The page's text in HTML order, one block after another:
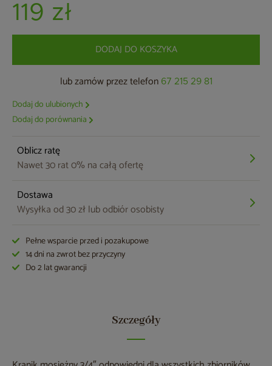
119 zł
DODAJ DO KOSZYKA
lub zamów przez telefon 67 215 29 81
Dodaj do ulubionych
Dodaj do porównania
Oblicz ratę
Nawet 30 rat 0% na całą ofertę
Dostawa
Wysyłka od 30 zł lub odbiór osobisty
Pełne wsparcie przed i pozakupowe
14 dni na zwrot bez przyczyny
Do 2 lat gwarancji
Szczegóły